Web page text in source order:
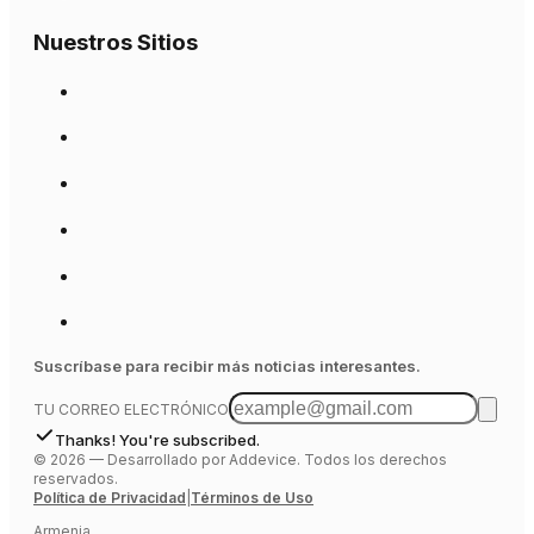
Nuestros Sitios
Suscríbase para recibir más noticias interesantes.
TU CORREO ELECTRÓNICO
Thanks! You're subscribed.
© 2026 — Desarrollado por Addevice. Todos los derechos
reservados.
Política de Privacidad Términos de Uso